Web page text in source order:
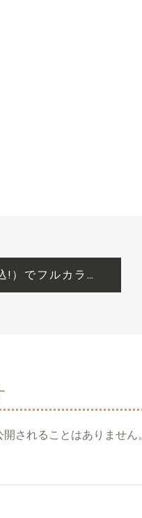
【作ってみた】1冊たった500円（送料込!）でフルカラーのオリジナル写真集が作れてしまうTOLOTが凄い件
されることはありません。